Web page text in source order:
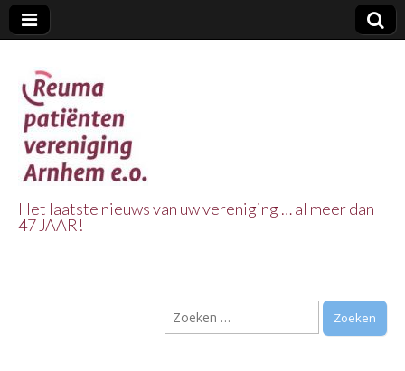
Vereniging
Arnhem e.o.
Het laatste nieuws van uw vereniging … al meer dan
47 JAAR!
Zoeken
naar: